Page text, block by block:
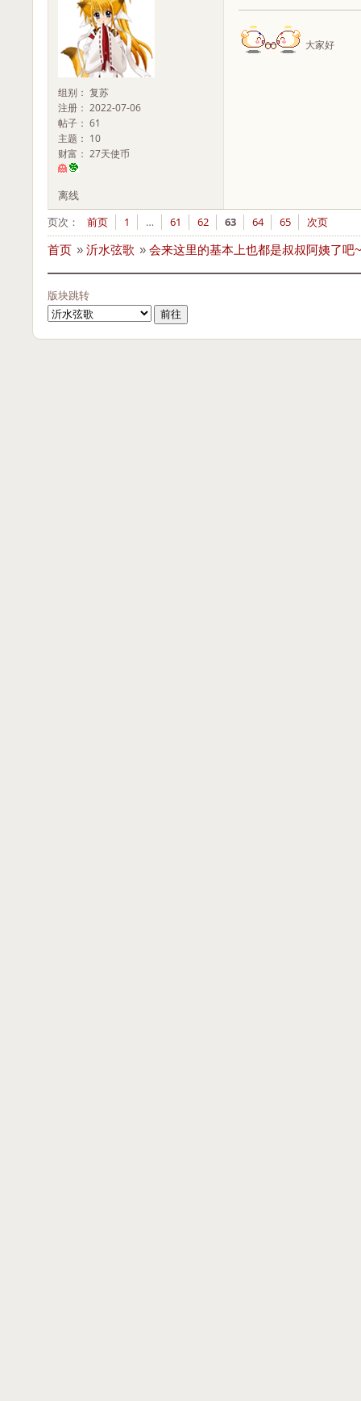
组别： 复苏
注册： 2022-07-06
帖子： 61
主题： 10
财富： 27天使币
大家好
离线
页次：
前页 1 … 61 62 63 64 65 次页
首页 » 沂水弦歌 » 会来这里的基本上也都是叔叔阿姨了吧~
版块跳转